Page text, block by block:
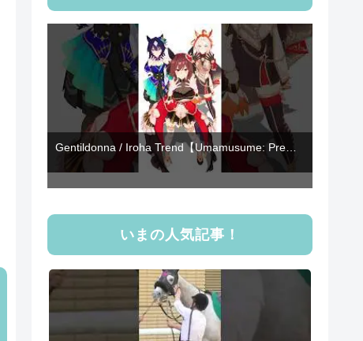
Gentildonna / Iroha Trend【Umamusume: Pre…
いまの人気記事！